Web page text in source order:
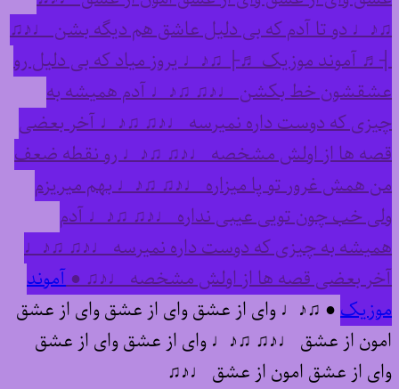
♫♪♩ دو تا آدم که بی دلیل عاشق هم دیگه بشن ♩♪♫
┤♬ آموند موزیک ♬├ ♫♪♩ یروز میاد که بی دلیل رو
عشقشون خط بکشن ♩♪♫ ♫♪♩ آدم همیشه به
چیزی که دوست داره نمیرسه ♩♪♫ ♫♪♩ آخر بعضی
قصه ها از اولش مشخصه ♩♪♫ ♫♪♩ رو نقطه ضعف
من همش غرور تو پا میزاره ♩♪♫ ♫♪♩ بهم میریزم
ولی خب چون تویی عیبی نداره ♩♪♫ ♫♪♩ آدم
همیشه به چیزی که دوست داره نمیرسه ♩♪♫ ♫♪♩
آخر بعضی قصه ها از اولش مشخصه ♩♪♫ ●آموند
موزیک● ♫♪♩ وای از عشق وای از عشق وای از عشق
امون از عشق ♩♪♫ ♫♪♩ وای از عشق وای از عشق
وای از عشق امون از عشق ♩♪♫